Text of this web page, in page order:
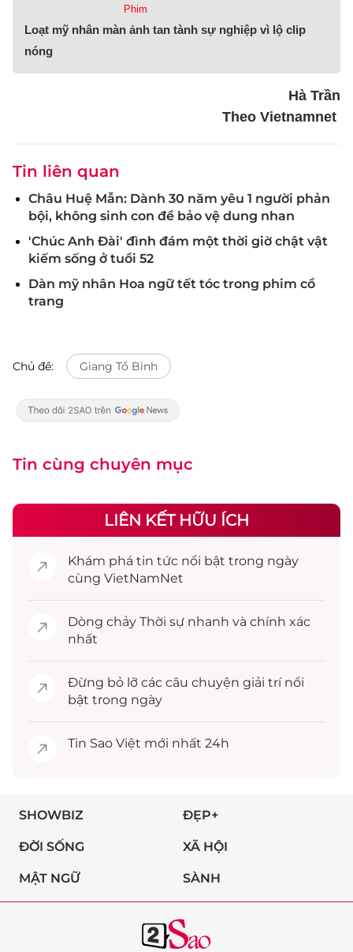
Phim
Loạt mỹ nhân màn ảnh tan tành sự nghiệp vì lộ clip
nóng
Hà Trần
Theo Vietnamnet
Tin liên quan
Châu Huệ Mẫn: Dành 30 năm yêu 1 người phản
bội, không sinh con để bảo vệ dung nhan
'Chúc Anh Đài' đình đám một thời giờ chật vật
kiếm sống ở tuổi 52
Dàn mỹ nhân Hoa ngữ tết tóc trong phim cổ
trang
Chủ đề: Giang Tổ Bình
Tin cùng chuyên mục
LIÊN KẾT HỮU ÍCH
Khám phá tin tức nổi bật trong ngày
cùng VietNamNet
Dòng chảy Thời sự nhanh và chính xác
nhất
Đừng bỏ lỡ các câu chuyện giải trínổi
bật trong ngày
Tin Sao Việt mới nhất 24h
SHOWBIZ ĐẸP+
ĐỜI SỐNG XÃ HỘI
MẬT NGỮ SÀNH